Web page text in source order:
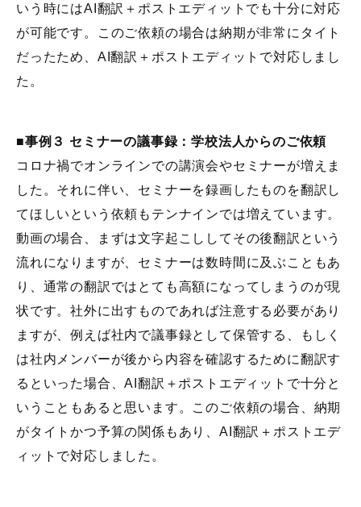
いう時にはAI翻訳＋ポストエディットでも十分に対応
が可能です。このご依頼の場合は納期が非常にタイト
だったため、AI翻訳＋ポストエディットで対応しまし
た。
■事例３ セミナーの議事録：学校法人からのご依頼
コロナ禍でオンラインでの講演会やセミナーが増えま
した。それに伴い、セミナーを録画したものを翻訳し
てほしいという依頼もテンナインでは増えています。
動画の場合、まずは文字起こししてその後翻訳という
流れになりますが、セミナーは数時間に及ぶこともあ
り、通常の翻訳ではとても高額になってしまうのが現
状です。社外に出すものであれば注意する必要があり
ますが、例えば社内で議事録として保管する、もしく
は社内メンバーが後から内容を確認するために翻訳す
るといった場合、AI翻訳＋ポストエディットで十分と
いうこともあると思います。このご依頼の場合、納期
がタイトかつ予算の関係もあり、AI翻訳＋ポストエデ
ィットで対応しました。